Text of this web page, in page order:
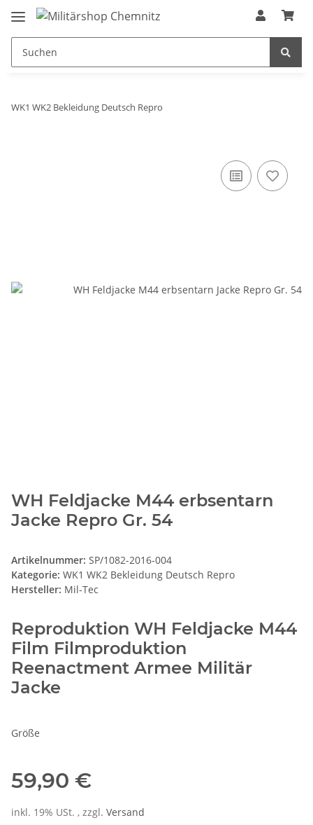
WK1 WK2 Bekleidung Deutsch Repro
WH Feldjacke M44 erbsentarn
Jacke Repro Gr. 54
Artikelnummer: SP/1082-2016-004
Kategorie: WK1 WK2 Bekleidung Deutsch Repro
Hersteller: Mil-Tec
Reproduktion WH Feldjacke M44
Film Filmproduktion
Reenactment Armee Militär
Jacke
Größe
59,90 €
inkl. 19% USt. , zzgl. Versand